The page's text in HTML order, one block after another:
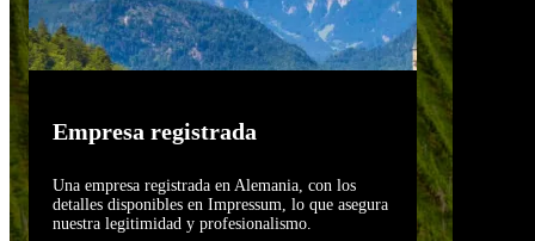
Empresa registrada
Una empresa registrada en Alemania, con los
detalles disponibles en Impressum, lo que asegura
nuestra legitimidad y profesionalismo.